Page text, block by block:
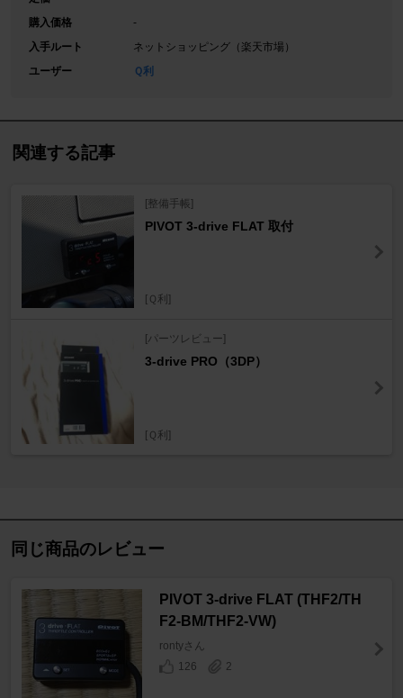
購入価格
-
入手ルート
ネットショッピング（楽天市場）
ユーザー
Ｑ利
関連する記事
[整備手帳]
PIVOT 3-drive FLAT 取付
[Ｑ利]
[パーツレビュー]
3-drive PRO（3DP）
[Ｑ利]
同じ商品のレビュー
PIVOT 3-drive FLAT (THF2/TH
F2-BM/THF2-VW)
rontyさん
126
2